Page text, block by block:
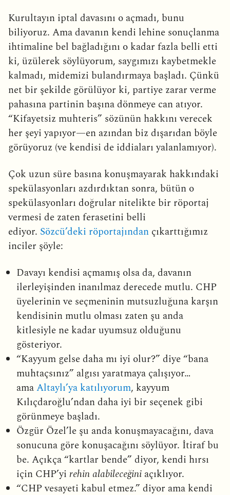
Kurultayın iptal davasını o açmadı, bunu
biliyoruz. Ama davanın kendi lehine sonuçlanma
ihtimaline bel bağladığını o kadar fazla belli etti
ki, üzülerek söylüyorum, saygımızı kaybetmekle
kalmadı, midemizi bulandırmaya başladı. Çünkü
net bir şekilde görülüyor ki, partiye zarar verme
pahasına partinin başına dönmeye can atıyor.
“Kifayetsiz muhteris” sözünün hakkını verecek
her şeyi yapıyor—en azından biz dışarıdan böyle
görüyoruz (ve kendisi de iddiaları yalanlamıyor).
Çok uzun süre basına konuşmayarak hakkındaki
spekülasyonları azdırdıktan sonra, bütün o
spekülasyonları doğrular nitelikte bir röportaj
vermesi de zaten ferasetini belli
ediyor. Sözcü’deki röportajından çıkarttığımız
inciler şöyle:
Davayı kendisi açmamış olsa da, davanın
ilerleyişinden inanılmaz derecede mutlu. CHP
üyelerinin ve seçmeninin mutsuzluğuna karşın
kendisinin mutlu olması zaten şu anda
kitlesiyle ne kadar uyumsuz olduğunu
gösteriyor.
“Kayyum gelse daha mı iyi olur?” diye “bana
muhtaçsınız” algısı yaratmaya çalışıyor…
amaAltaylı’ya katılıyorum, kayyum
Kılıçdaroğlu’ndan daha iyi bir seçenek gibi
görünmeye başladı.
Özgür Özel’le şu anda konuşmayacağını, dava
sonucuna göre konuşacağını söylüyor. İtiraf bu
be. Açıkça “kartlar bende” diyor, kendi hırsı
için CHP’yi rehin alabileceğini açıklıyor.
“CHP vesayeti kabul etmez.” diyor ama kendi